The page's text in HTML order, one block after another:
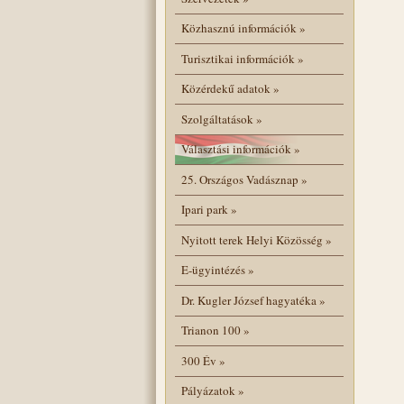
Közhasznú információk»
Turisztikai információk»
Közérdekű adatok»
Szolgáltatások»
Választási információk»
25. Országos Vadásznap »
Ipari park»
Nyitott terek Helyi Közösség »
E-ügyintézés»
Dr. Kugler József hagyatéka»
Trianon 100»
300 Év »
Pályázatok»